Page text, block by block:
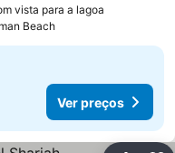
vista para a lagoa
Beach
Ver preços